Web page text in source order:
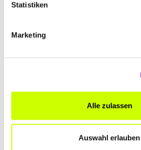
Statistiken
Marketing
Alle zulassen
Auswahl erlauben
+4975413006770
www.physiovital-fn.de